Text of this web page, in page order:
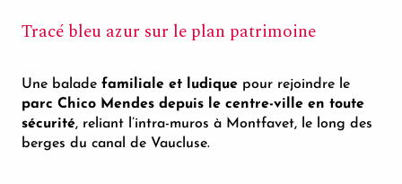
Tracé bleu azur sur le plan patrimoine
Une balade familiale et ludique pour rejoindre le
parc Chico Mendes depuis le centre-ville en toute
sécurité, reliant l’intra-muros à Montfavet, le long des
berges du canal de Vaucluse.